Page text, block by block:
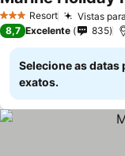
3 EstrelasResort Vistas
8,7 Excelente 835
Selecione as datas
exatos.